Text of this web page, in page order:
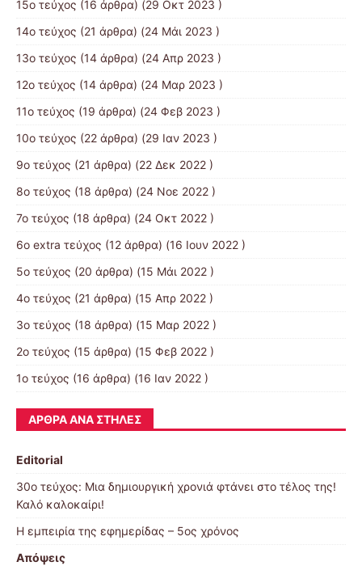
15ο τεύχος (16 άρθρα) (29 Οκτ 2023 )
14ο τεύχος (21 άρθρα) (24 Μάι 2023 )
13ο τεύχος (14 άρθρα) (24 Απρ 2023 )
12ο τεύχος (14 άρθρα) (24 Μαρ 2023 )
11ο τεύχος (19 άρθρα) (24 Φεβ 2023 )
10o τεύχος (22 άρθρα) (29 Ιαν 2023 )
9ο τεύχος (21 άρθρα) (22 Δεκ 2022 )
8ο τεύχος (18 άρθρα) (24 Νοε 2022 )
7ο τεύχος (18 άρθρα) (24 Οκτ 2022 )
6ο extra τεύχος (12 άρθρα) (16 Ιουν 2022 )
5ο τεύχος (20 άρθρα) (15 Μάι 2022 )
4ο τεύχος (21 άρθρα) (15 Απρ 2022 )
3ο τεύχος (18 άρθρα) (15 Μαρ 2022 )
2ο τεύχος (15 άρθρα) (15 Φεβ 2022 )
1ο τεύχος (16 άρθρα) (16 Ιαν 2022 )
ΆΡΘΡΑ ΑΝΆ ΣΤΉΛΕΣ
Editorial
30o τεύχος: Μια δημιουργική χρονιά φτάνει στο τέλος της!
Καλό καλοκαίρι!
Η εμπειρία της εφημερίδας – 5ος χρόνος
Απόψεις